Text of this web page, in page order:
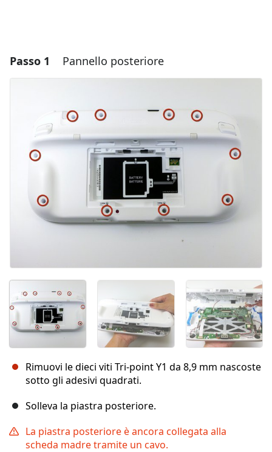
Passo 1 Pannello posteriore
Rimuovi le dieci viti Tri-point Y1 da 8,9 mm nascoste
sotto gli adesivi quadrati.
Solleva la piastra posteriore.
La piastra posteriore è ancora collegata alla
scheda madre tramite un cavo.